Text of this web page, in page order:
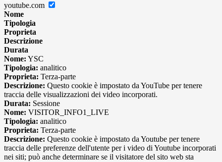
youtube.com
Nome
Tipologia
Proprieta
Descrizione
Durata
Nome: YSC
Tipologia: analitico
Proprieta: Terza-parte
Descrizione: Questo cookie è impostato da YouTube per tenere
traccia delle visualizzazioni dei video incorporati.
Durata: Sessione
Nome: VISITOR_INFO1_LIVE
Tipologia: analitico
Proprieta: Terza-parte
Descrizione: Questo cookie è impostato da Youtube per tenere
traccia delle preferenze dell'utente per i video di Youtube incorporati
nei siti; può anche determinare se il visitatore del sito web sta